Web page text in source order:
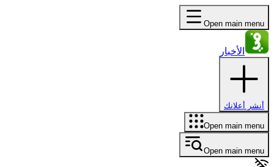
Open main menu
الأخبار
أنشر أعلانك
Open main menu
Open main menu